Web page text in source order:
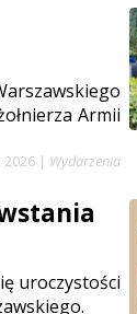
Armii
| Wydarzenia
uroczystości